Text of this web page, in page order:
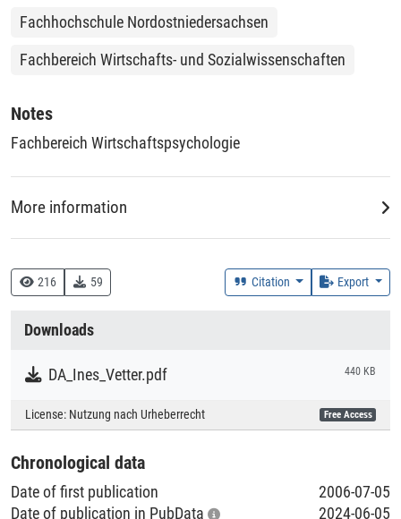
216 59 Citation Export
Downloads
DA_Ines_Vetter.pdf 440 KB
License: Nutzung nach Urheberrecht Free Access
Chronological data
Date of first publication
2006-07-05
Date of publication in PubData
2024-06-05
Fachhochschule Nordostniedersachsen
Fachbereich Wirtschafts- und Sozialwissenschaften
Notes
Fachbereich Wirtschaftspsychologie
More information
150 :: Psychologie
Creation Context
Collections
Literaturpublikationen